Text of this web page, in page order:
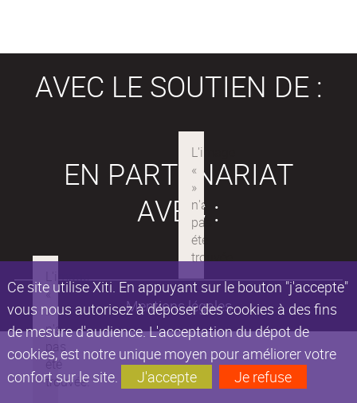
Ce site utilise Xiti. En appuyant sur le bouton "j'accepte"
vous nous autorisez à déposer des cookies à des fins
de mesure d'audience. L'acceptation du dépot de
cookies, est notre unique moyen pour améliorer votre
confort sur le site.
J'accepte Je refuse
AVEC LE SOUTIEN DE :
EN PARTENARIAT
AVEC :
Mentions légales